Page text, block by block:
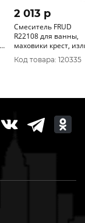
2 013 p
Смеситель FRUD
R22108 для ванны,
маховики крест,
7130S, силуминовый
корпус
Код товара: 120335